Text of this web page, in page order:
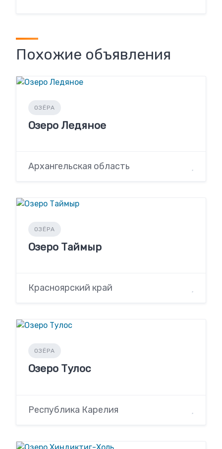
Похожие объявления
ОЗЁРА
Озеро Ледяное
Архангельская область
ОЗЁРА
Озеро Таймыр
Красноярский край
ОЗЁРА
Озеро Тулос
Республика Карелия